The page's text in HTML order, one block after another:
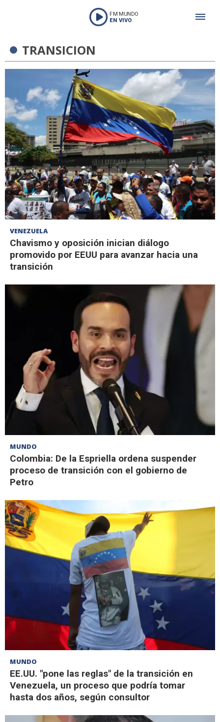
FM MUNDO
EN VIVO
TRANSICION
VENEZUELA
Chavismo y oposición inician diálogo
promovido por EEUU para avanzar hacia una
transición
MUNDO
Colombia: De la Espriella ordena suspender
proceso de transición con el gobierno de
Petro
MUNDO
EE.UU. "pone las reglas" de la transición en
Venezuela, un proceso que podría tomar
hasta dos años, según consultor